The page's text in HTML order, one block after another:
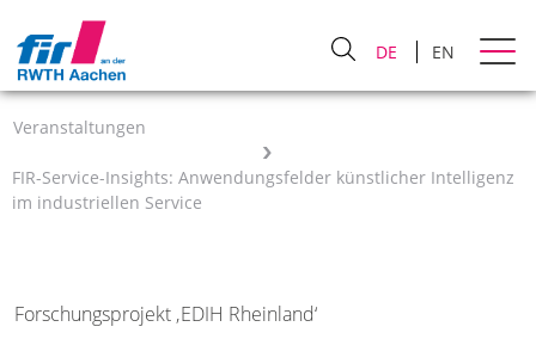
DE EN
Veranstaltungen
FIR-Service-Insights: Anwendungsfelder künstlicher Intelligenz
im industriellen Service
Forschungsprojekt ‚EDIH Rheinland‘